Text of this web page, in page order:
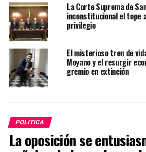
La Corte Suprema de
inconstitucional el tope
privilegio
El misterioso tren de
Moyano y el resurgir
gremio en extinción
POLITICA
La oposición se